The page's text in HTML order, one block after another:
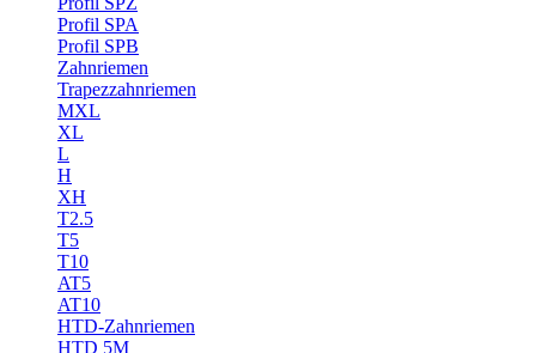
Profil SPA
Profil SPB
Zahnriemen
Trapezzahnriemen
MXL
XL
L
H
XH
T2.5
T5
T10
AT5
AT10
HTD-Zahnriemen
HTD 5M